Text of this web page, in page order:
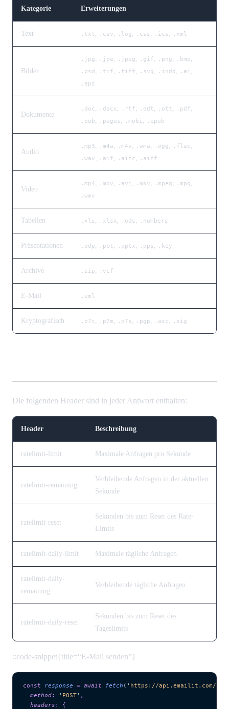
Kategorie Erweiterungen
Text .txt, .csv, .log, .css , .ics , .xml
Bilder
.jpg, .jpe, .jpeg, .gif, .png, .bmp,
.psd , .tif, .tiff, .svg, .indd , .ai,
.eps
Dokumente
.doc, .docx, .rtf, .odt, .ott, .pdf,
.pub, .pages , .mobi, .epub
Audio
.mp3, .m4a, .m4v, .wma, .ogg, .flac,
.wav, .aif, .aifc, .aiff
Video
.mp4, .mov, .avi, .mkv, .mpeg, .mpg,
.wmv
Tabellen .xls , .xlsx, .ods , .numbers
Präsentationen .odp, .ppt, .pptx, .pps , .key
Archive .zip, .vcf
E-Mail .eml
Kryptografisch .p7c, .p7m, .p7s , .pgp, .asc, .sig
Die folgenden Header sind in jeder Antwort enthalten:
Header Beschreibung
ratelimit-limit Maximale Anfragen pro Sekunde
ratelimit-remaining
Verbleibende Anfragen in der aktuellen
Sekunde
ratelimit-reset
Sekunden bis zum Reset des Rate-
Limits
ratelimit-daily-limit Maximale tägliche Anfragen
ratelimit-daily-
remaining
Verbleibende tägliche Anfragen
ratelimit-daily-reset
Sekunden bis zum Reset des
Tageslimits
::code-snippet{title=“E-Mail senden”}
const response = await fetch ( ' https://api.emailit.com/v2/
  method
: ' POST' ,
  headers
: {